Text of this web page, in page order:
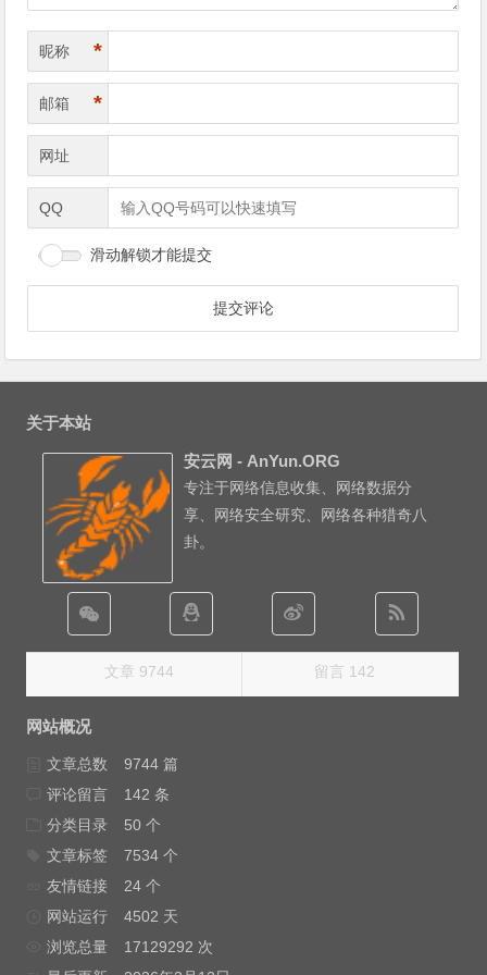
昵称 *
邮箱 *
网址
QQ
滑动解锁才能提交
关于本站
安云网 - AnYun.ORG
专注于网络信息收集、网络数据分
享、网络安全研究、网络各种猎奇八
卦。
文章 9744 留言 142
网站概况
文章总数
9744 篇
评论留言
142 条
分类目录
50 个
文章标签
7534 个
友情链接
24 个
网站运行
4502 天
浏览总量
17129292 次